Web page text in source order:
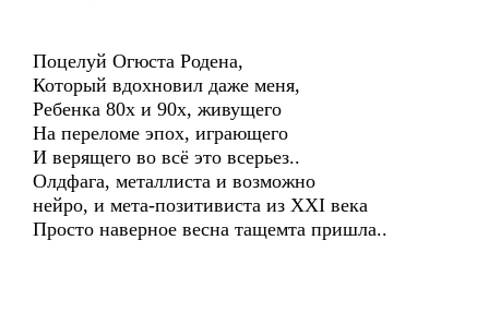
Поцелуй Огюста Родена,
Который вдохновил даже меня,
Ребенка 80х и 90х, живущего
На переломе эпох, играющего
И верящего во всё это всерьез..
Олдфага, металлиста и возможно
нейро, и мета-позитивиста из XXI века
Просто наверное весна тащемта пришла..